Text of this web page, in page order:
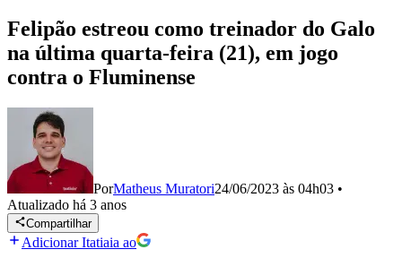
Felipão estreou como treinador do Galo
na última quarta-feira (21), em jogo
contra o Fluminense
PorMatheus Muratori24/06/2023 às 04h03 •
Atualizado há 3 anos
Compartilhar
Adicionar Itatiaia ao